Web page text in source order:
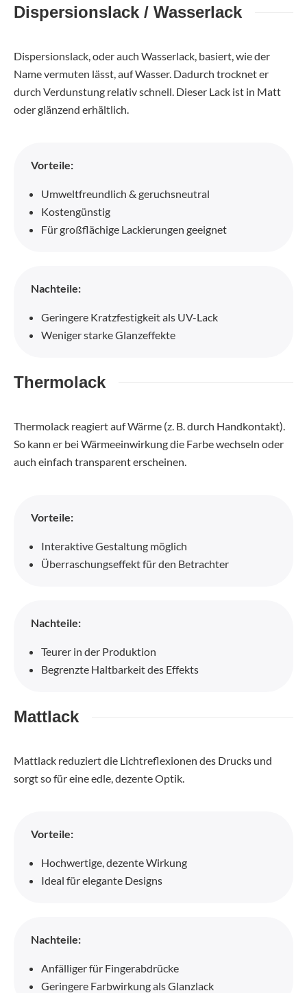
Dispersionslack / Wasserlack
Dispersionslack, oder auch Wasserlack, basiert, wie der
Name vermuten lässt, auf Wasser. Dadurch trocknet er
durch Verdunstung relativ schnell. Dieser Lack ist in Matt
oder glänzend erhältlich.
Vorteile:
Umweltfreundlich & geruchsneutral
Kostengünstig
Für großflächige Lackierungen geeignet
Nachteile:
Geringere Kratzfestigkeit als UV-Lack
Weniger starke Glanzeffekte
Thermolack
Thermolack reagiert auf Wärme (z. B. durch Handkontakt).
So kann er bei Wärmeeinwirkung die Farbe wechseln oder
auch einfach transparent erscheinen.
Vorteile:
Interaktive Gestaltung möglich
Überraschungseffekt für den Betrachter
Nachteile:
Teurer in der Produktion
Begrenzte Haltbarkeit des Effekts
Mattlack
Mattlack reduziert die Lichtreflexionen des Drucks und
sorgt so für eine edle, dezente Optik.
Vorteile:
Hochwertige, dezente Wirkung
Ideal für elegante Designs
Nachteile:
Anfälliger für Fingerabdrücke
Geringere Farbwirkung als Glanzlack